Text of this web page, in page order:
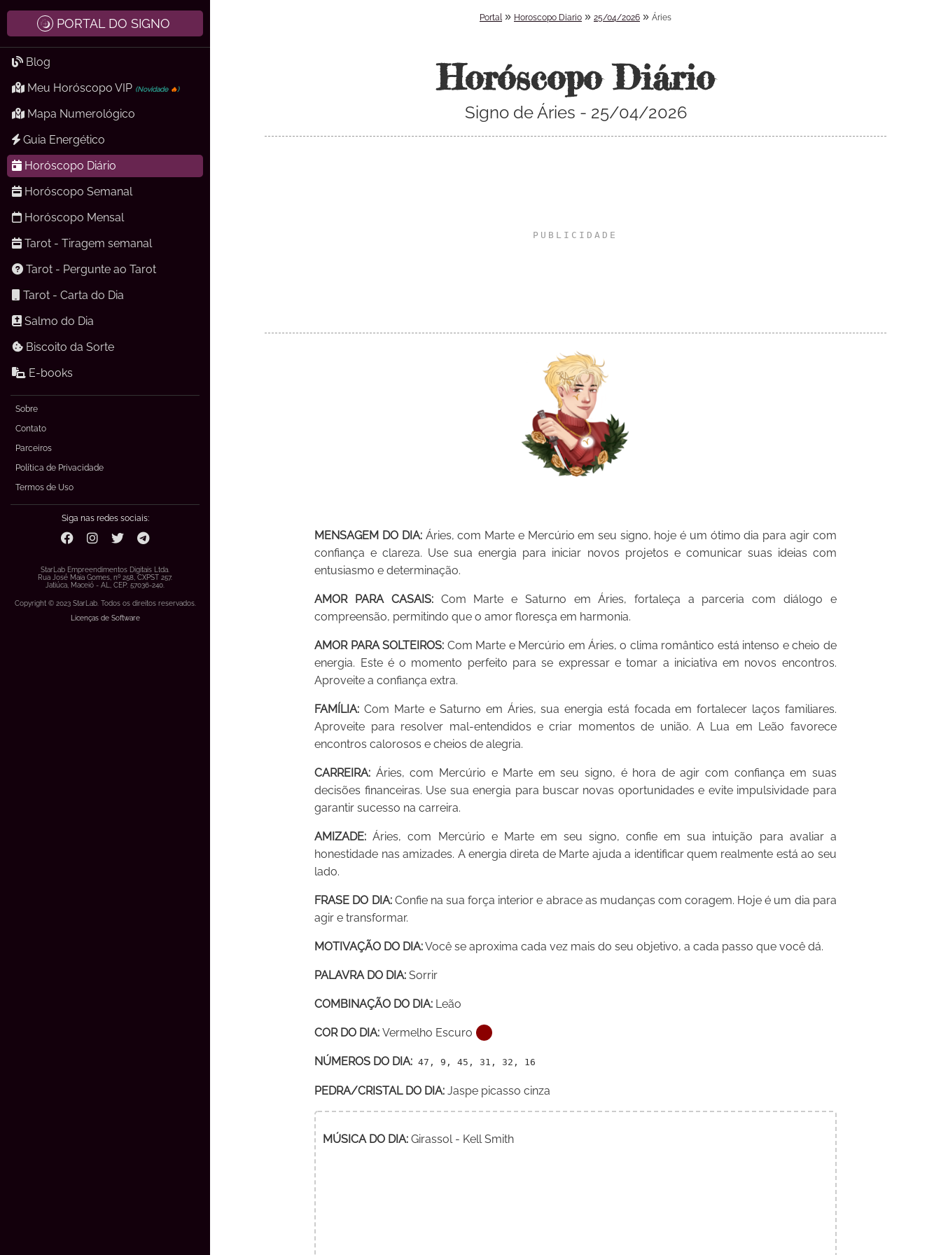
PORTAL DO SIGNO
Blog
Meu Horóscopo VIP (Novidade 🔥)
Mapa Numerológico
Guia Energético
Horóscopo Diário
Horóscopo Semanal
Horóscopo Mensal
Tarot - Tiragem semanal
Tarot - Pergunte ao Tarot
Tarot - Carta do Dia
Salmo do Dia
Biscoito da Sorte
E-books
Sobre
Contato
Parceiros
Política de Privacidade
Termos de Uso
Siga nas redes sociais:
StarLab Empreendimentos Digitais Ltda.
Rua José Maia Gomes, nº 258, CXPST 257.
Jatiúca, Maceió - AL, CEP: 57036-240.
Copyright © 2023 StarLab. Todos os direitos reservados.
Licenças de Software
Portal » Horoscopo Diario » 25/04/2026 » Áries
Horóscopo Diário
Signo de Áries - 25/04/2026
MENSAGEM DO DIA:Áries, com Marte e Mercúrio em seu signo, hoje é um ótimo dia para agir com
confiança e clareza. Use sua energia para iniciar novos projetos e comunicar suas ideias com
entusiasmo e determinação.
AMOR PARA CASAIS:Com Marte e Saturno em Áries, fortaleça a parceria com diálogo e
compreensão, permitindo que o amor floresça em harmonia.
AMOR PARA SOLTEIROS: Com Marte e Mercúrio em Áries, o clima romântico está intenso e cheio de
energia. Este é o momento perfeito para se expressar e tomar a iniciativa em novos encontros.
Aproveite a confiança extra.
FAMÍLIA: Com Marte e Saturno em Áries, sua energia está focada em fortalecer laços familiares.
Aproveite para resolver mal-entendidos e criar momentos de união. A Lua em Leão favorece
encontros calorosos e cheios de alegria.
CARREIRA: Áries, com Mercúrio e Marte em seu signo, é hora de agir com confiança em suas
decisões financeiras. Use sua energia para buscar novas oportunidades e evite impulsividade para
garantir sucesso na carreira.
AMIZADE: Áries, com Mercúrio e Marte em seu signo, confie em sua intuição para avaliar a
honestidade nas amizades. A energia direta de Marte ajuda a identificar quem realmente está ao seu
lado.
FRASE DO DIA:Confie na sua força interior e abrace as mudanças com coragem. Hoje é um dia para
agir e transformar.
MOTIVAÇÃO DO DIA:Você se aproxima cada vez mais do seu objetivo, a cada passo que você dá.
PALAVRA DO DIA: Sorrir
COMBINAÇÃO DO DIA: Leão
COR DO DIA: Vermelho Escuro
NÚMEROS DO DIA: 47, 9, 45, 31, 32, 16
PEDRA/CRISTAL DO DIA: Jaspe picasso cinza
MÚSICA DO DIA: Girassol - Kell Smith